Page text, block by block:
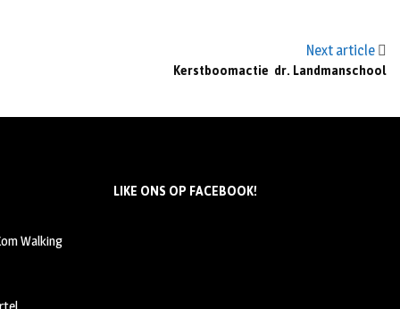
Next article
Kerstboomactie dr. Landmanschool
Walking
LIKE ONS OP FACEBOOK!